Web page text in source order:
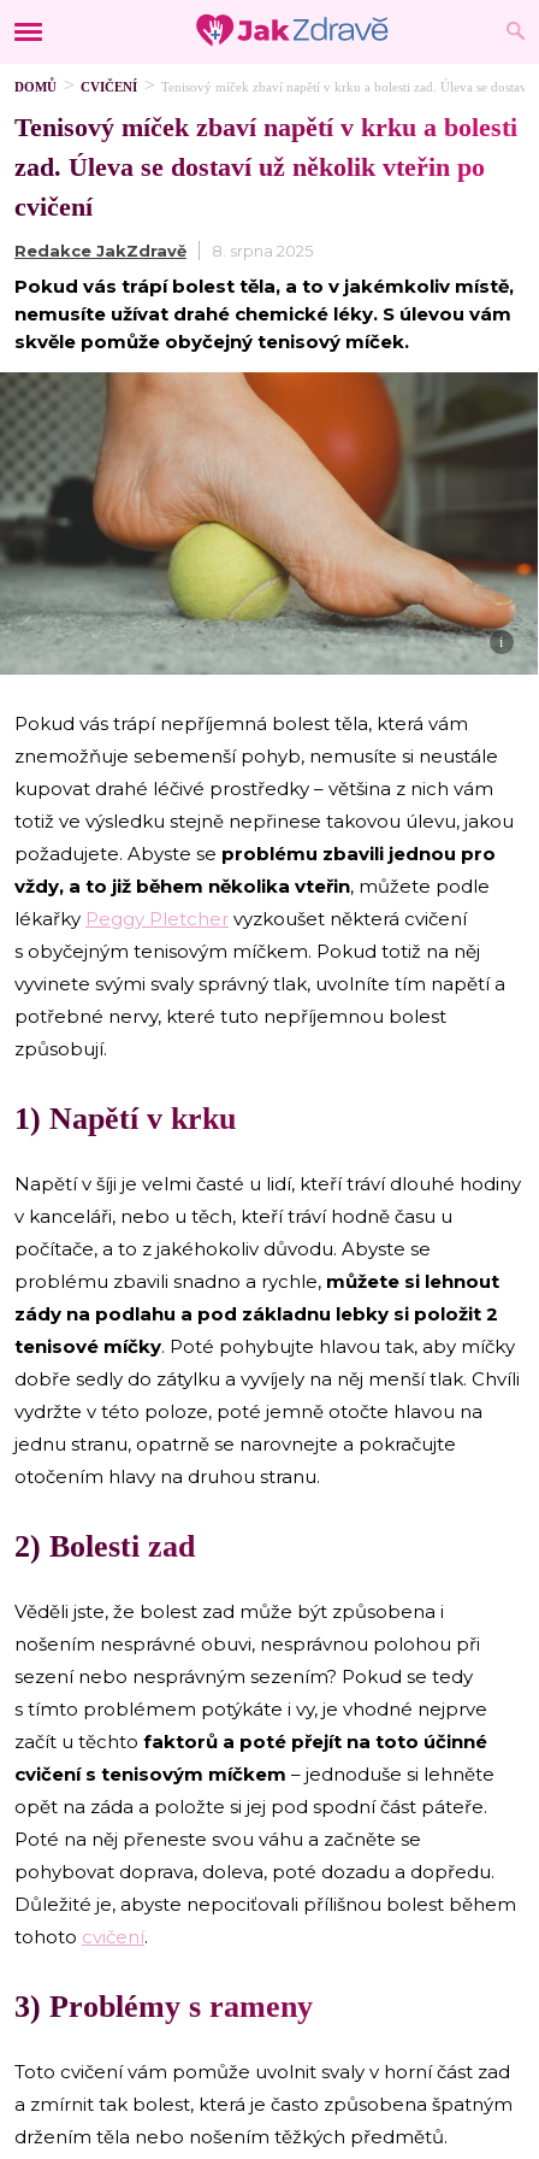
DOMŮ CVIČENÍ Tenisový míček zbaví napětí v krku a bolesti zad. Úleva se
Tenisový míček zbaví napětí v krku a bolesti
zad. Úleva se dostaví už několik vteřin po
cvičení
Redakce JakZdravě 8. srpna 2025
Pokud vás trápí bolest těla, a to v jakémkoliv místě,
nemusíte užívat drahé chemické léky. S úlevou vám
skvěle pomůže obyčejný tenisový míček.
i
Pokud vás trápí nepříjemná bolest těla, která vám
znemožňuje sebemenší pohyb, nemusíte si neustále
kupovat drahé léčivé prostředky – většina z nich vám
totiž ve výsledku stejně nepřinese takovou úlevu, jakou
požadujete. Abyste se problému zbavili jednou pro
vždy, a to již během několika vteřin, můžete podle
lékařky Peggy Pletcher vyzkoušet některá cvičení
s obyčejným tenisovým míčkem. Pokud totiž na něj
vyvinete svými svaly správný tlak, uvolníte tím napětí a
potřebné nervy, které tuto nepříjemnou bolest
způsobují.
1) Napětí v krku
Napětí v šíji je velmi časté u lidí, kteří tráví dlouhé hodiny
v kanceláři, nebo u těch, kteří tráví hodně času u
počítače, a to z jakéhokoliv důvodu. Abyste se
problému zbavili snadno a rychle, můžete si lehnout
zády na podlahu a pod základnu lebky si položit 2
tenisové míčky. Poté pohybujte hlavou tak, aby míčky
dobře sedly do zátylku a vyvíjely na něj menší tlak. Chvíli
vydržte v této poloze, poté jemně otočte hlavou na
jednu stranu, opatrně se narovnejte a pokračujte
otočením hlavy na druhou stranu.
2) Bolesti zad
Věděli jste, že bolest zad může být způsobena i
nošením nesprávné obuvi, nesprávnou polohou při
sezení nebo nesprávným sezením? Pokud se tedy
s tímto problémem potýkáte i vy, je vhodné nejprve
začít u těchto faktorů a poté přejít na toto účinné
cvičení s tenisovým míčkem – jednoduše si lehněte
opět na záda a položte si jej pod spodní část páteře.
Poté na něj přeneste svou váhu a začněte se
pohybovat doprava, doleva, poté dozadu a dopředu.
Důležité je, abyste nepociťovali přílišnou bolest během
tohoto cvičení.
3) Problémy s rameny
Toto cvičení vám pomůže uvolnit svaly v horní část zad
a zmírnit tak bolest, která je často způsobena špatným
držením těla nebo nošením těžkých předmětů.